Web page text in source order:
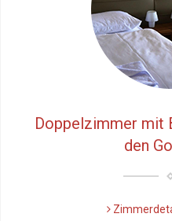
Doppelzimmer mit
den